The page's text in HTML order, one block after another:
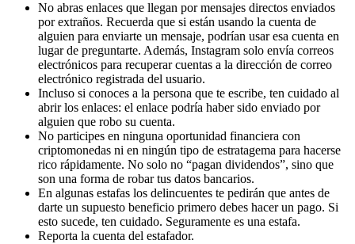
No abras enlaces que llegan por mensajes directos enviados
por extraños. Recuerda que si están usando la cuenta de
alguien para enviarte un mensaje, podrían usar esa cuenta en
lugar de preguntarte. Además, Instagram solo envía correos
electrónicos para recuperar cuentas a la dirección de correo
electrónico registrada del usuario.
Incluso si conoces a la persona que te escribe, ten cuidado al
abrir los enlaces: el enlace podría haber sido enviado por
alguien que robo su cuenta.
No participes en ninguna oportunidad financiera con
criptomonedas ni en ningún tipo de estratagema para hacerse
rico rápidamente. No solo no “pagan dividendos”, sino que
son una forma de robar tus datos bancarios.
En algunas estafas los delincuentes te pedirán que antes de
darte un supuesto beneficio primero debes hacer un pago. Si
esto sucede, ten cuidado. Seguramente es una estafa.
Reporta la cuenta del estafador.